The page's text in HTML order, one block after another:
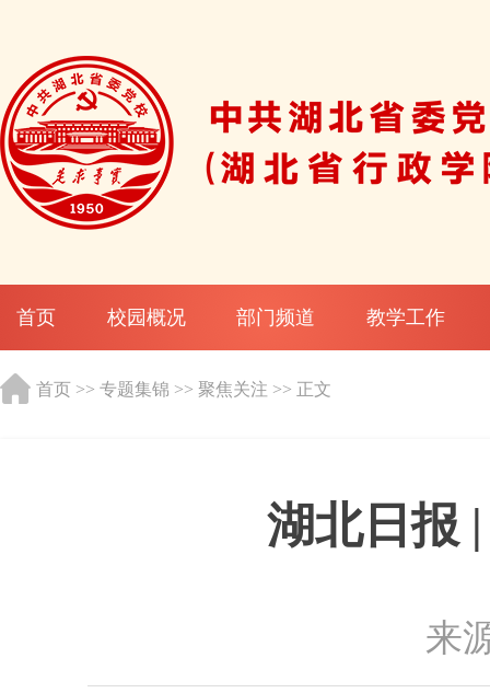
首页 校园概况 部门频道 教学工作
首页 >> 专题集锦 >> 聚焦关注 >> 正文
湖北日报
来